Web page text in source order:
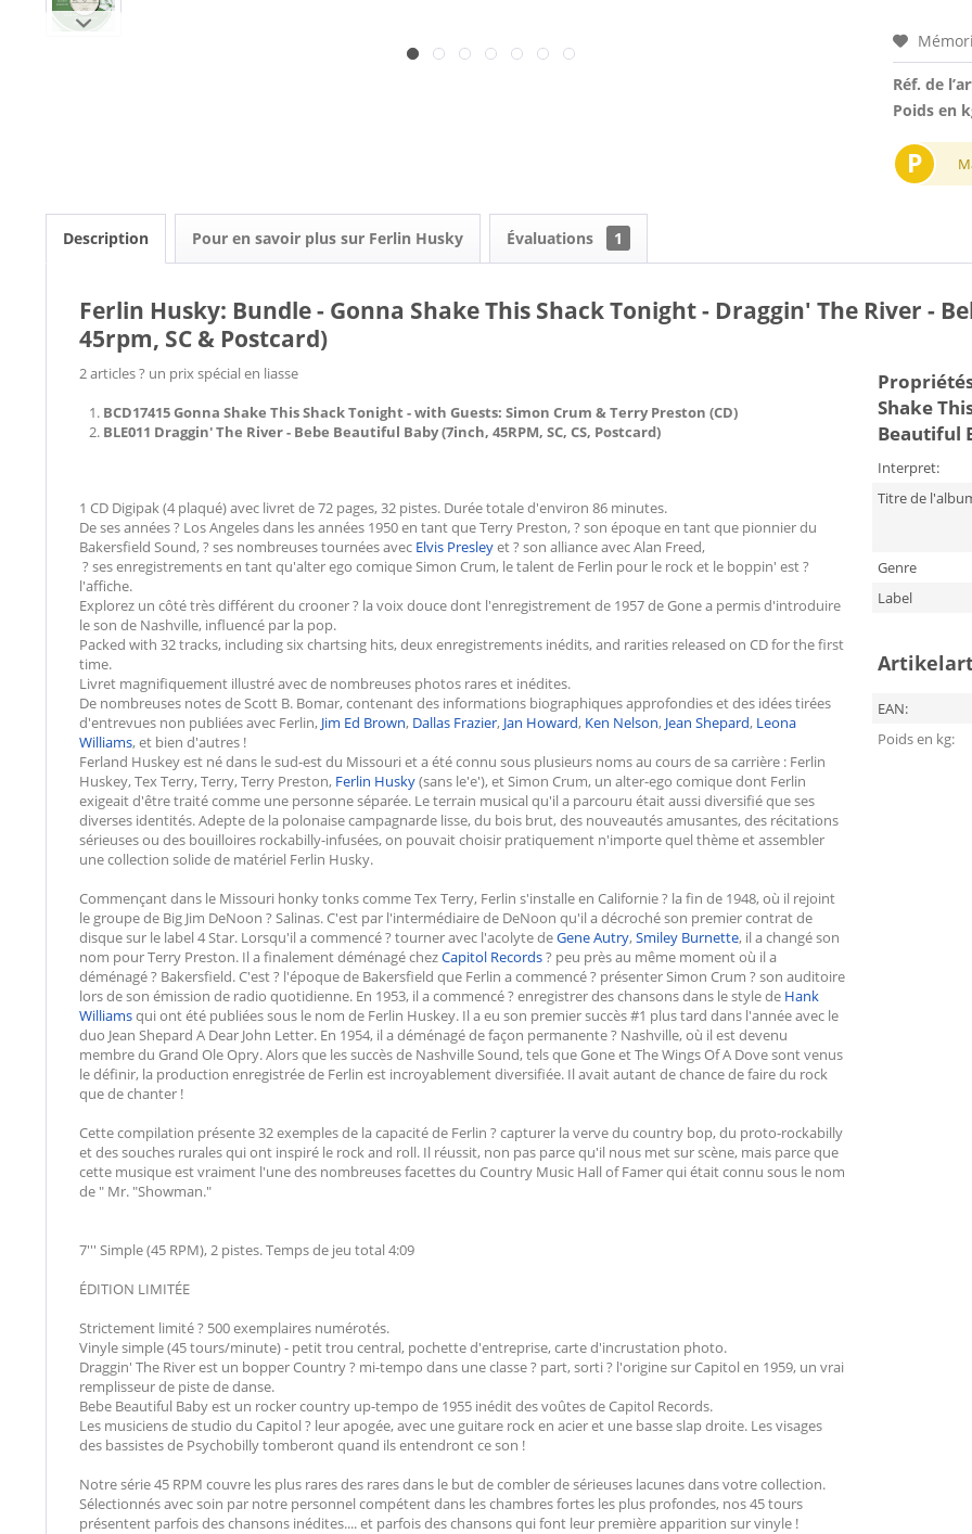
Réf. de
Poids en
P
Description Pour en savoir plus sur Ferlin Husky Évaluations 1
Ferlin Husky: Bundle - Gonna Shake This Shack Tonight - Draggin' The River -
45rpm, SC & Postcard)
2 articles ? un prix spécial en liasse
BCD17415 Gonna Shake This Shack Tonight - with Guests: Simon Crum & Terry Preston (CD)
BLE011 Draggin' The River - Bebe Beautiful Baby (7inch, 45RPM, SC, CS, Postcard)
1 CD Digipak (4 plaqué) avec livret de 72 pages, 32 pistes. Durée totale d'environ 86 minutes.
De ses années ? Los Angeles dans les années 1950 en tant que Terry Preston, ? son époque en tant que pionnier du
Bakersfield Sound, ? ses nombreuses tournées avec Elvis Presleyet ? son alliance avec Alan Freed,
? ses enregistrements en tant qu'alter ego comique Simon Crum, le talent de Ferlin pour le rock et le boppin' est ?
l'affiche.
Explorez un côté très différent du crooner ? la voix douce dont l'enregistrement de 1957 de Gone a permis d'introduire
le son de Nashville, influencé par la pop.
Packed with 32 tracks, including six chartsing hits, deux enregistrements inédits, and rarities released on CD for the first
time.
Livret magnifiquement illustré avec de nombreuses photos rares et inédites.
De nombreuses notes de Scott B. Bomar, contenant des informations biographiques approfondies et des idées tirées
d'entrevues non publiées avec Ferlin, Jim Ed Brown, Dallas Frazier, Jan Howard, Ken Nelson, Jean Shepard, Leona
Williams, et bien d'autres !
Ferland Huskey est né dans le sud-est du Missouri et a été connu sous plusieurs noms au cours de sa carrière : Ferlin
Huskey, Tex Terry, Terry, Terry Preston, Ferlin Husky(sans le'e'), et Simon Crum, un alter-ego comique dont Ferlin
exigeait d'être traité comme une personne séparée. Le terrain musical qu'il a parcouru était aussi diversifié que ses
diverses identités. Adepte de la polonaise campagnarde lisse, du bois brut, des nouveautés amusantes, des récitations
sérieuses ou des bouilloires rockabilly-infusées, on pouvait choisir pratiquement n'importe quel thème et assembler
une collection solide de matériel Ferlin Husky.
Commençant dans le Missouri honky tonks comme Tex Terry, Ferlin s'installe en Californie ? la fin de 1948, où il rejoint
le groupe de Big Jim DeNoon ? Salinas. C'est par l'intermédiaire de DeNoon qu'il a décroché son premier contrat de
disque sur le label 4 Star. Lorsqu'il a commencé ? tourner avec l'acolyte deGene Autry,Smiley Burnette, il a changé son
nom pour Terry Preston. Il a finalement déménagé chezCapitol Records? peu près au même moment où il a
déménagé ? Bakersfield. C'est ? l'époque de Bakersfield que Ferlin a commencé ? présenter Simon Crum ? son auditoire
lors de son émission de radio quotidienne. En 1953, il a commencé ? enregistrer des chansons dans le style de Hank
Williamsqui ont été publiées sous le nom de Ferlin Huskey. Il a eu son premier succès #1 plus tard dans l'année avec le
duo Jean Shepard A Dear John Letter. En 1954, il a déménagé de façon permanente ? Nashville, où il est devenu
membre du Grand Ole Opry. Alors que les succès de Nashville Sound, tels que Gone et The Wings Of A Dove sont venus
le définir, la production enregistrée de Ferlin est incroyablement diversifiée. Il avait autant de chance de faire du rock
que de chanter !
Cette compilation présente 32 exemples de la capacité de Ferlin ? capturer la verve du country bop, du proto-rockabilly
et des souches rurales qui ont inspiré le rock and roll. Il réussit, non pas parce qu'il nous met sur scène, mais parce que
cette musique est vraiment l'une des nombreuses facettes du Country Music Hall of Famer qui était connu sous le nom
de " Mr. "Showman."
7''' Simple (45 RPM), 2 pistes. Temps de jeu total 4:09
ÉDITION LIMITÉE
Strictement limité ? 500 exemplaires numérotés.
Vinyle simple (45 tours/minute) - petit trou central, pochette d'entreprise, carte d'incrustation photo.
Draggin' The River est un bopper Country ? mi-tempo dans une classe ? part, sorti ? l'origine sur Capitol en 1959, un vrai
remplisseur de piste de danse.
Bebe Beautiful Baby est un rocker country up-tempo de 1955 inédit des voûtes de Capitol Records.
Les musiciens de studio du Capitol ? leur apogée, avec une guitare rock en acier et une basse slap droite. Les visages
des bassistes de Psychobilly tomberont quand ils entendront ce son !
Notre série 45 RPM couvre les plus rares des rares dans le but de combler de sérieuses lacunes dans votre collection.
Sélectionnés avec soin par notre personnel compétent dans les chambres fortes les plus profondes, nos 45 tours
présentent parfois des chansons inédites.... et parfois des chansons qui font leur première apparition sur vinyle !
Shake
Beautiful
Interpret:
Titre de
Genre
Label
EAN:
Poids en kg: